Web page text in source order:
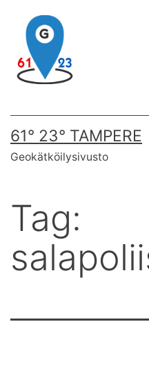
content
61° 23° TAMPERE
Geokätköilysivusto
Tag: